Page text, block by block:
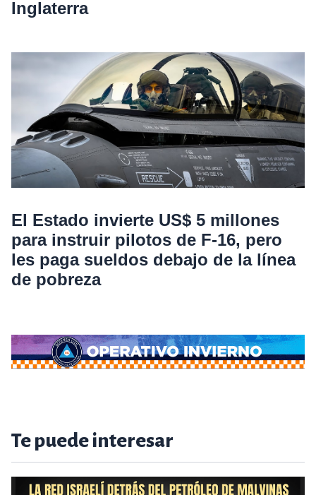
Inglaterra
El Estado invierte US$ 5 millones
para instruir pilotos de F-16, pero
les paga sueldos debajo de la línea
de pobreza
Te puede interesar